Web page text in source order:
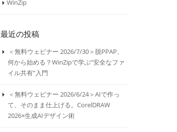
WinZip
最近の投稿
＜無料ウェビナー 2026/7/30＞脱PPAP、
何から始める？WinZipで学ぶ”安全なファ
イル共有”入門
＜無料ウェビナー 2026/6/24＞AIで作っ
て、そのまま仕上げる。CorelDRAW
2026×生成AIデザイン術